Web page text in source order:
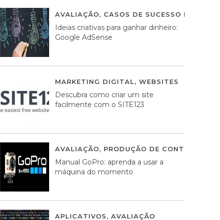
AVALIAÇÃO, CASOS DE SUCESSO DE
Ideias criativas para ganhar dinheiro:
Google AdSense
MARKETING DIGITAL, WEBSITES
Descubra como criar um site
facilmente com o SITE123
AVALIAÇÃO, PRODUÇÃO DE CONTEÚDOS
Manual GoPro: aprenda a usar a
máquina do momento
APLICATIVOS, AVALIAÇÃO